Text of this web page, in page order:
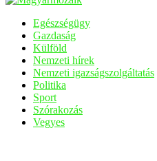
Egészségügy
Gazdaság
Külföld
Nemzeti hírek
Nemzeti igazságszolgáltatás
Politika
Sport
Szórakozás
Vegyes